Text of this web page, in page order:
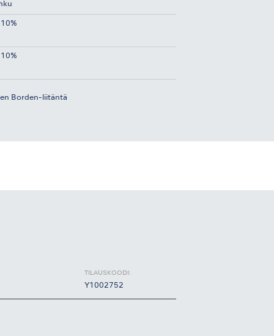
Borden-liitäntä
TILAUSKOODI:
Y1002752